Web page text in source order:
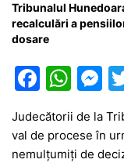
Tribunalul
recalculări a
dosare
F
c
e
W
h
at
s
M
s
s
Judecătorii de la
val de procese în
nemulțumiți de